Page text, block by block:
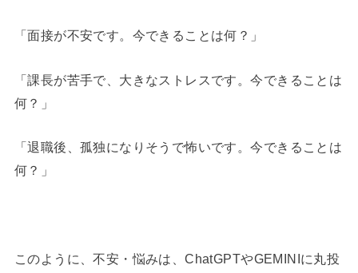
「面接が不安です。今できることは何？」
「課長が苦手で、大きなストレスです。今できることは
何？」
「退職後、孤独になりそうで怖いです。今できることは
何？」
このように、不安・悩みは、ChatGPTやGEMINIに丸投